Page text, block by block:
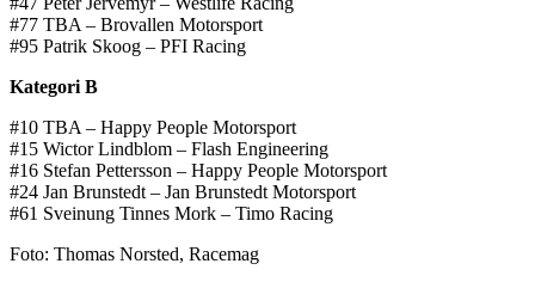
#77 TBA – Brovallen Motorsport
#95 Patrik Skoog – PFI Racing
Kategori B
#10 TBA – Happy People Motorsport
#15 Wictor Lindblom – Flash Engineering
#16 Stefan Pettersson – Happy People Motorsport
#24 Jan Brunstedt – Jan Brunstedt Motorsport
#61 Sveinung Tinnes Mork – Timo Racing
Foto: Thomas Norsted, Racemag